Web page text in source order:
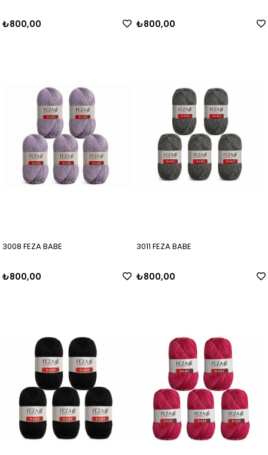
₺800,00 ₺800,00
3008 FEZA BABE
₺800,00
3011 FEZA BABE
₺800,00